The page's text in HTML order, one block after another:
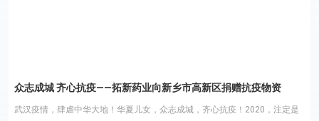
众志成城 齐心抗疫——拓新药业向新乡市高新区捐赠抗疫物资
武汉疫情，肆虐中华大地！华夏儿女，众志成城，齐心抗疫！2020，注定是